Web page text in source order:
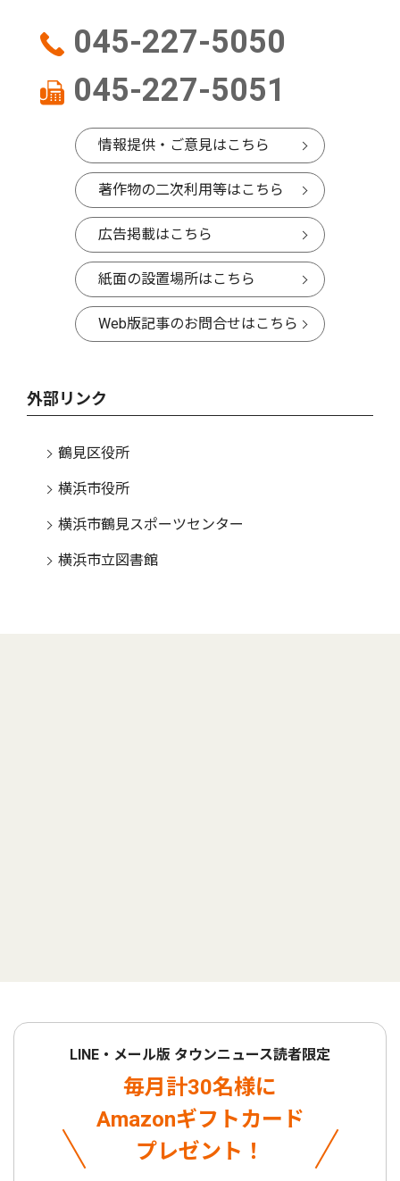
045-227-5050
045-227-5051
情報提供・ご意見はこちら
著作物の二次利用等はこちら
広告掲載はこちら
紙面の設置場所はこちら
Web版記事のお問合せはこちら
外部リンク
鶴見区役所
横浜市役所
横浜市鶴見スポーツセンター
横浜市立図書館
LINE・メール版 タウンニュース読者限定
毎月計30名様に
Amazonギフトカード
プレゼント！